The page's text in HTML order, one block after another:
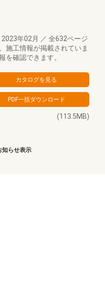
2023年02月 ／ 全632ページ
施工情報が掲載されていま
を確認できます。
(113.5MB)
知らせ表示